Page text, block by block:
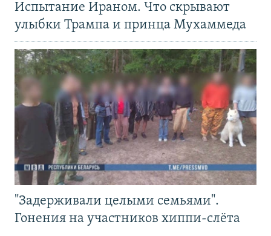
Испытание Ираном. Что скрывают
улыбки Трампа и принца Мухаммеда
"Задерживали целыми семьями".
Гонения на участников хиппи-слёта